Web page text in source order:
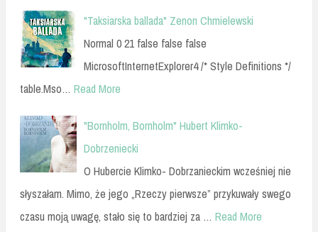
"Taksiarska ballada" Zenon Chmielewski
Normal 0 21 false false false
MicrosoftInternetExplorer4 /* Style Definitions */
table.Mso… Read More
"Bornholm, Bornholm" Hubert Klimko-
Dobrzeniecki
O Hubercie Klimko- Dobrzanieckim wcześniej nie
słyszałam. Mimo, że jego „Rzeczy pierwsze” przykuwały swego
czasu moją uwagę, stało się to bardziej za … Read More